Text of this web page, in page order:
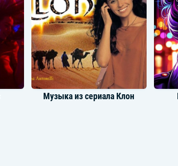
Музыка из сериала Клон